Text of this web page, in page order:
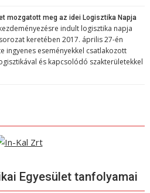
mozgatott meg az idei Logisztika Napja
indult logisztika napja
keretében 2017. április 27-én
ingyenes eseményekkel csatlakozott
és kapcsolódó szakterületekkel
Egyesület tanfolyamai